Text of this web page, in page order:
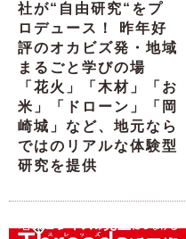
社が“自由研究“をプ
ロデュース！ 昨年好
評のオカビズ発・地域
まるごと学びの場
「花火」「木材」「お
米」「ドローン」「岡
崎城」など、地元なら
ではのリアルな体験型
研究を提供